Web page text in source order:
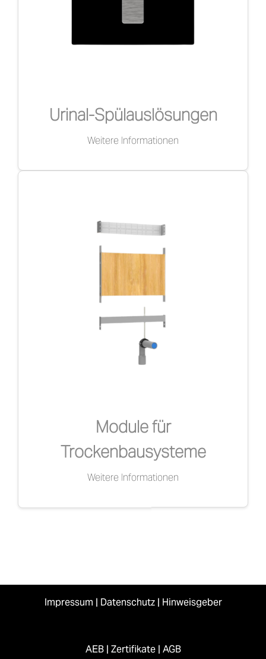
Urinal-Spülauslösungen
Weitere Informationen
Module für
Trockenbausysteme
Weitere Informationen
Impressum | Datenschutz| Hinweisgeber
AEB| Zertifikate| AGB